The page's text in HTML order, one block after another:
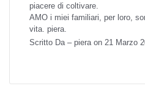
piacere di coltivare.
AMO i miei familiari, per loro,
vita. piera.
Scritto Da – piera on 21 Marzo